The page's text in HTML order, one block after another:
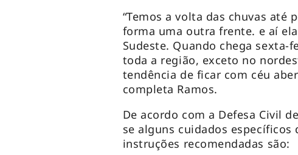
“Temos a volta das chuvas até
forma uma outra frente. e aí
Sudeste. Quando chega
toda a região, exceto no
tendência de ficar com céu
completa Ramos.
De acordo com a Defesa Civil
se alguns cuidados
instruções recomendadas são: